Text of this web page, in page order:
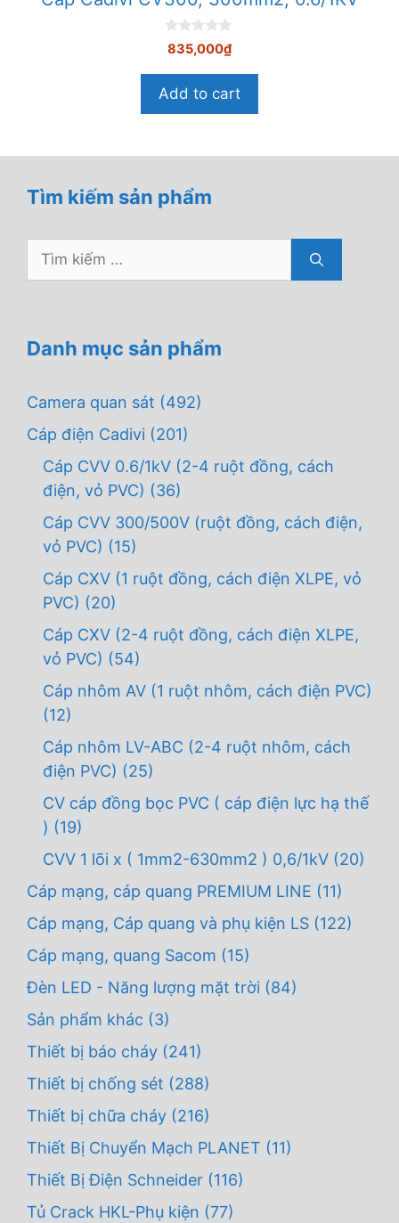
0
n
à
5
835,000₫
Add to cart
Tìm kiếm sản phẩm
Tìm
Danh mục sản phẩm
Camera quan sát (492)
Cáp điện Cadivi (201)
Cáp CVV 0.6/1kV (2-4 ruột đồng, cách
điện, vỏ PVC) (36)
Cáp CVV 300/500V (ruột đồng, cách điện,
vỏ PVC) (15)
Cáp CXV (1 ruột đồng, cách điện XLPE, vỏ
PVC) (20)
Cáp CXV (2-4 ruột đồng, cách điện XLPE,
vỏ PVC) (54)
Cáp nhôm AV (1 ruột nhôm, cách điện PVC)
(12)
Cáp nhôm LV-ABC (2-4 ruột nhôm, cách
điện PVC) (25)
CV cáp đồng bọc PVC ( cáp điện lực hạ thế
) (19)
CVV 1 lõi x ( 1mm2-630mm2 ) 0,6/1kV (20)
Cáp mạng, cáp quang PREMIUM LINE (11)
Cáp mạng, Cáp quang và phụ kiện LS (122)
Cáp mạng, quang Sacom (15)
Đèn LED - Năng lượng mặt trời (84)
Sản phẩm khác (3)
Thiết bị báo cháy (241)
Thiết bị chống sét (288)
Thiết bị chữa cháy (216)
Thiết Bị Chuyển Mạch PLANET (11)
Thiết Bị Điện Schneider (116)
Tủ Crack HKL-Phụ kiện (77)